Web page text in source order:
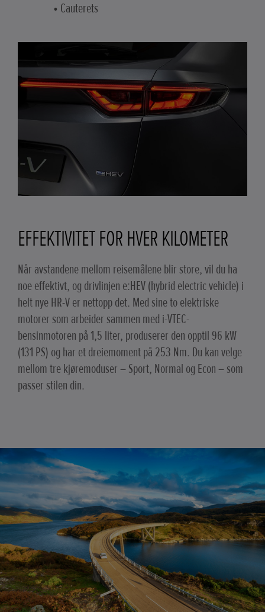
• Cauterets
EFFEKTIVITET FOR HVER KILOMETER
Når avstandene mellom reisemålene blir store, vil du ha
noe effektivt, og drivlinjen e:HEV (hybrid electric vehicle) i
helt nye HR-V er nettopp det. Med sine to elektriske
motorer som arbeider sammen med i-VTEC-
bensinmotoren på 1,5 liter, produserer den opptil 96 kW
(131 PS) og har et dreiemoment på 253 Nm. Du kan velge
mellom tre kjøremoduser – Sport, Normal og Econ – som
passer stilen din.